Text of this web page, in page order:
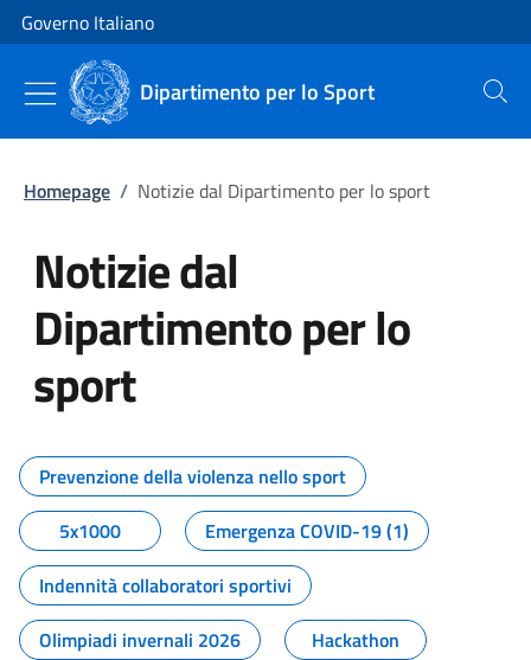
Vai al contenuto
Vai alla navigazione del sito
Governo Italiano
Dipartimento per lo Sport Cerca
Homepage / Notizie dal Dipartimento per lo sport
Notizie dal
Dipartimento per lo
sport
Tutti i contenuti della pagina
Prevenzione della violenza nello sport
5x1000
Emergenza COVID-19 (1)
Indennità collaboratori sportivi
Olimpiadi invernali 2026
Hackathon